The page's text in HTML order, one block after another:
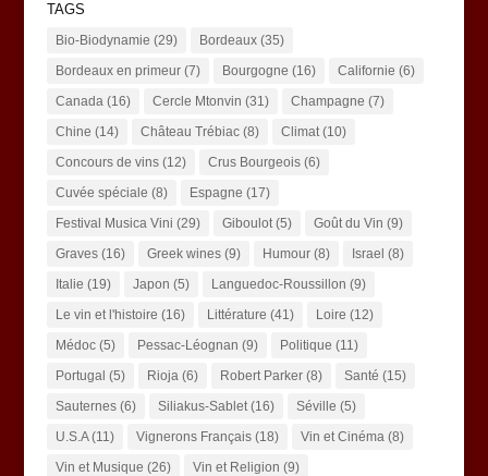
TAGS
Bio-Biodynamie (29) Bordeaux(35)
Bordeaux en primeur(7) Bourgogne (16) Californie (6)
Canada(16) Cercle Mtonvin (31) Champagne (7)
Chine (14) Château Trébiac(8) Climat(10)
Concours de vins(12) Crus Bourgeois(6)
Cuvée spéciale (8) Espagne (17)
Festival Musica Vini (29) Giboulot(5) Goût du Vin (9)
Graves(16) Greek wines(9) Humour(8) Israel (8)
Italie (19) Japon (5) Languedoc-Roussillon (9)
Le vin et l'histoire (16) Littérature (41) Loire (12)
Médoc(5) Pessac-Léognan (9) Politique (11)
Portugal (5) Rioja(6) Robert Parker(8) Santé (15)
Sauternes(6) Siliakus-Sablet(16) Séville (5)
U.S.A(11) Vignerons Français(18) Vin et Cinéma(8)
Vin et Musique (26) Vin et Religion (9)